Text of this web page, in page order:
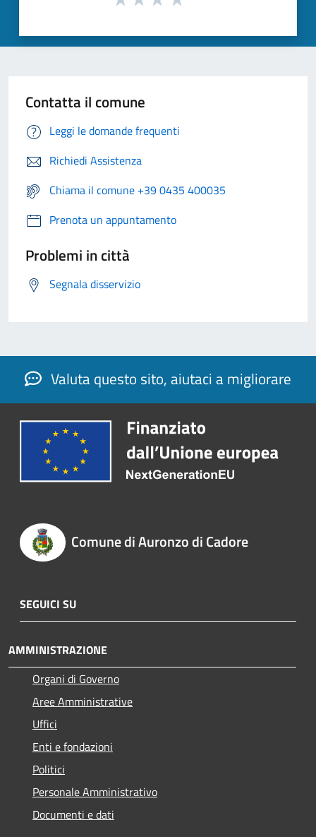
Contatta il comune
Leggi le domande frequenti
Richiedi Assistenza
Chiama il comune +39 0435 400035
Prenota un appuntamento
Problemi in città
Segnala disservizio
Valuta questo sito, aiutaci a migliorare
Comune di Auronzo di Cadore
SEGUICI SU
AMMINISTRAZIONE
Organi di Governo
Aree Amministrative
Uffici
Enti e fondazioni
Politici
Personale Amministrativo
Documenti e dati